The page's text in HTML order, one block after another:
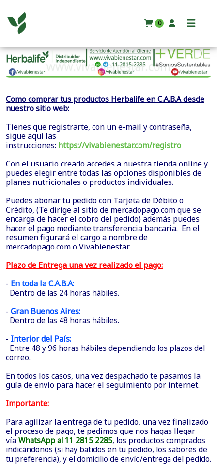
0
Como comprar tus productos Herbalife en C.A.B.A desde
nuestro sitio web:
Tienes que registrarte, con un e-mail y contraseña,
sigue aquí las
instrucciones: https://vivabienestar.com/registro
Con el usuario creado accedes a nuestra tienda online y
puedes elegir entre todas las opciones disponibles de
planes nutricionales o productos individuales.
Puedes abonar tu pedido con Tarjeta de Débito o
Crédito, (Te dirige al sitio de mercadopago.com que se
encarga de hacer el cobro del pedido) además puedes
hacer el pago mediante transferencia bancaria. En el
resumen figurará el cargo a nombre de
mercadopago.com o Vivabienestar.
Plazo de Entrega una vez realizado el pago:
- En toda la C.A.B.A:
Dentro de las 24 horas hábiles.
- Gran Buenos Aires:
Dentro de las 48 horas hábiles.
- Interior del País:
Entre 48 y 96 horas hábiles dependiendo los plazos del
correo.
En todos los casos, una vez despachado te pasamos la
guía de envío para hacer el seguimiento por internet.
Importante:
Para agilizar la entrega de tu pedido, una vez finalizado
el proceso de pago, te pedimos que nos hagas llegar
vía WhatsApp al 11 2815 2285, los productos comprados
indicándonos (si hay batidos en tu pedido, los sabores de
tu preferencia), y el domicilio de envío/entrega del pedido.